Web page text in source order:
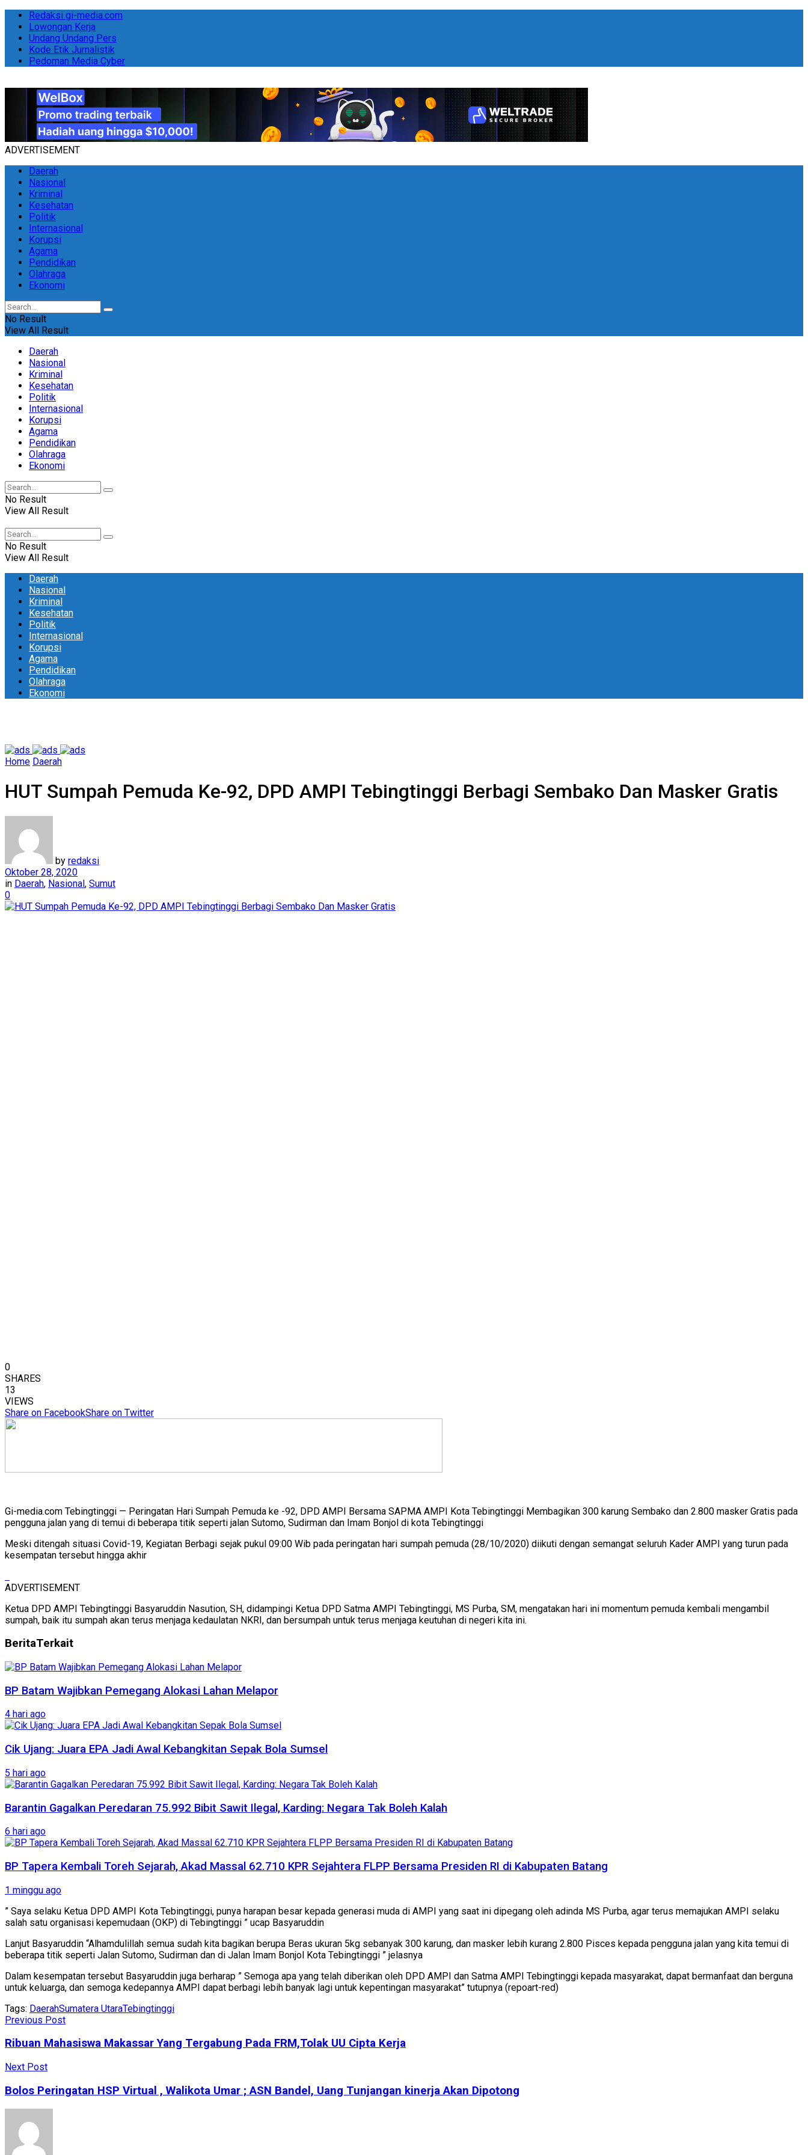
Redaksi gi-media.com
Lowongan Kerja
Undang Undang Pers
Kode Etik Jurnalistik
Pedoman Media Cyber
ADVERTISEMENT
Daerah
Nasional
Kriminal
Kesehatan
Politik
Internasional
Korupsi
Agama
Pendidikan
Olahraga
Ekonomi
No Result
View All Result
Daerah
Nasional
Kriminal
Kesehatan
Politik
Internasional
Korupsi
Agama
Pendidikan
Olahraga
Ekonomi
No Result
View All Result
No Result
View All Result
Daerah
Nasional
Kriminal
Kesehatan
Politik
Internasional
Korupsi
Agama
Pendidikan
Olahraga
Ekonomi
Home Daerah
HUT Sumpah Pemuda Ke-92, DPD AMPI Tebingtinggi Berbagi Sembako Dan Masker Gratis
by redaksi
Oktober 28, 2020
in Daerah, Nasional, Sumut
0
0
SHARES
13
VIEWS
Share on FacebookShare on Twitter
Gi-media.com Tebingtinggi — Peringatan Hari Sumpah Pemuda ke -92, DPD AMPI Bersama SAPMA AMPI Kota Tebingtinggi Membagikan 300 karung Sembako dan 2.800 masker Gratis pada
pengguna jalan yang di temui di beberapa titik seperti jalan Sutomo, Sudirman dan Imam Bonjol di kota Tebingtinggi
Meski ditengah situasi Covid-19, Kegiatan Berbagi sejak pukul 09:00 Wib pada peringatan hari sumpah pemuda (28/10/2020) diikuti dengan semangat seluruh Kader AMPI yang turun pada
kesempatan tersebut hingga akhir
ADVERTISEMENT
Ketua DPD AMPI Tebingtinggi Basyaruddin Nasution, SH, didampingi Ketua DPD Satma AMPI Tebingtinggi, MS Purba, SM, mengatakan hari ini momentum pemuda kembali mengambil
sumpah, baik itu sumpah akan terus menjaga kedaulatan NKRI, dan bersumpah untuk terus menjaga keutuhan di negeri kita ini.
BeritaTerkait
BP Batam Wajibkan Pemegang Alokasi Lahan Melapor
4 hari ago
Cik Ujang: Juara EPA Jadi Awal Kebangkitan Sepak Bola Sumsel
5 hari ago
Barantin Gagalkan Peredaran 75.992 Bibit Sawit Ilegal, Karding: Negara Tak Boleh Kalah
6 hari ago
BP Tapera Kembali Toreh Sejarah, Akad Massal 62.710 KPR Sejahtera FLPP Bersama Presiden RI di Kabupaten Batang
1 minggu ago
” Saya selaku Ketua DPD AMPI Kota Tebingtinggi, punya harapan besar kepada generasi muda di AMPI yang saat ini dipegang oleh adinda MS Purba, agar terus memajukan AMPI selaku
salah satu organisasi kepemudaan (OKP) di Tebingtinggi ” ucap Basyaruddin
Lanjut Basyaruddin “Alhamdulillah semua sudah kita bagikan berupa Beras ukuran 5kg sebanyak 300 karung, dan masker lebih kurang 2.800 Pisces kepada pengguna jalan yang kita temui di
beberapa titik seperti Jalan Sutomo, Sudirman dan di Jalan Imam Bonjol Kota Tebingtinggi ” jelasnya
Dalam kesempatan tersebut Basyaruddin juga berharap ” Semoga apa yang telah diberikan oleh DPD AMPI dan Satma AMPI Tebingtinggi kepada masyarakat, dapat bermanfaat dan berguna
untuk keluarga, dan semoga kedepannya AMPI dapat berbagi lebih banyak lagi untuk kepentingan masyarakat” tutupnya (repoart-red)
Tags: DaerahSumatera UtaraTebingtinggi
Previous Post
Ribuan Mahasiswa Makassar Yang Tergabung Pada FRM,Tolak UU Cipta Kerja
Next Post
Bolos Peringatan HSP Virtual , Walikota Umar ; ASN Bandel, Uang Tunjangan kinerja Akan Dipotong